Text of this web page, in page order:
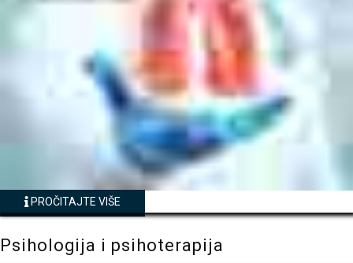
PROČITAJTE VIŠE
Psihologija i psihoterapija